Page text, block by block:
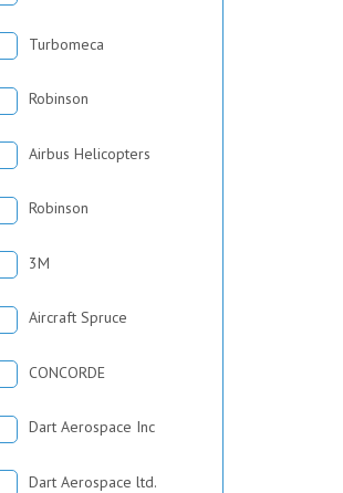
Turbomeca
Robinson
Airbus Helicopters
Robinson
3М
Aircraft Spruce
CONCORDE
Dart Aerospace Inc
Dart Aerospace ltd.